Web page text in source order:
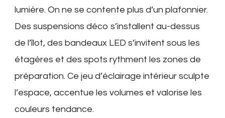
lumière. On ne se contente plus d’un plafonnier.
Des suspensions déco s’installent au-dessus
de l’îlot, des bandeaux LED s’invitent sous les
étagères et des spots rythment les zones de
préparation. Ce jeu d’éclairage intérieur sculpte
l’espace, accentue les volumes et valorise les
couleurs tendance.